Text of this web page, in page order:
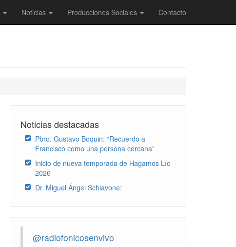
Noticias Producciones Sociales Contacto
Noticias destacadas
Pbro. Gustavo Boquin: “Recuerdo a
Francisco como una persona cercana”
Inicio de nueva temporada de Hagamos Lío
2026
Dr. Miguel Ángel Schiavone:
@radiofonicosenvivo